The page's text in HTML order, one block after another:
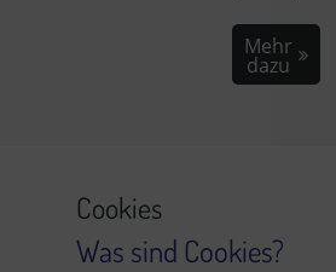
Mehr
dazu
Cookies
Was sind Cookies?